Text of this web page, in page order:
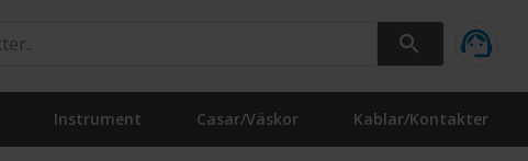
Instrument Casar/Väskor Kablar/Kontakter